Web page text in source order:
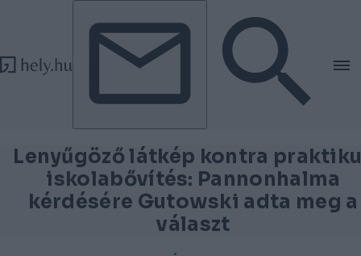
Tovább a tartalomhoz
Tovább a lábléchez
Lenyűgöző látkép kontra
iskolabővítés: Pannonhalma
kérdésére Gutowski adta meg a
választ